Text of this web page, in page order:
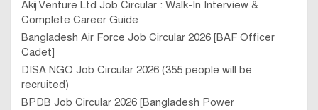
Akij Venture Ltd Job Circular : Walk-In Interview &
Complete Career Guide
Bangladesh Air Force Job Circular 2026 [BAF Officer
Cadet]
DISA NGO Job Circular 2026 (355 people will be
recruited)
BPDB Job Circular 2026 [Bangladesh Power